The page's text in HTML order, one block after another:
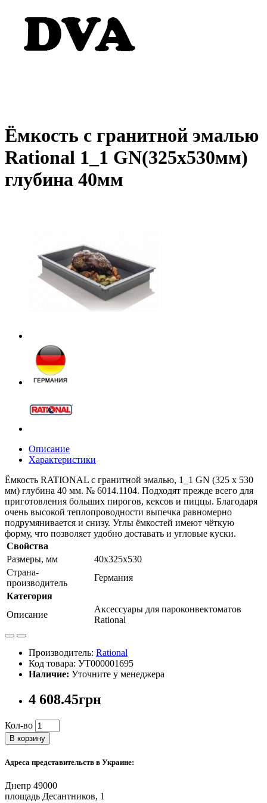
Ёмкость с гранитной эмалью
Rational 1_1 GN(325x530мм)
глубина 40мм
Описание
Характеристики
Ёмкость RATIONAL с гранитной эмалью, 1_1 GN (325 x 530
мм) глубина 40 мм. № 6014.1104. Подходят прежде всего для
приготовления больших пирогов, кексов и пиццы. Благодаря
очень высокой теплопроводности выпечка равномерно
подрумянивается и снизу. Углы ёмкостей имеют чёткую
форму, что позволяет удобно доставать и угловые куски.
Свойства
Размеры, мм
40х325х530
Страна-
производитель
Германия
Категория
Описание
Аксессуары для пароконвектоматов
Rational
Производитель: Rational
Код товара: УТ000001695
Наличие: Уточните у менеджера
4 608.45грн
Кол-во
В корзину
Адреса представительств в Украине:
Днепр 49000
площадь Десантников, 1